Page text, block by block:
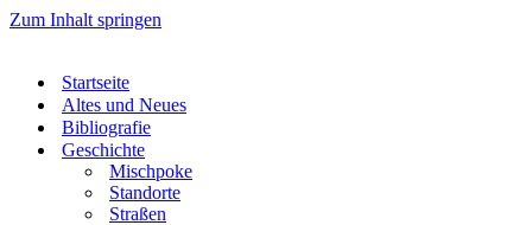
Zum Inhalt springen
Startseite
Altes und Neues
Bibliografie
Geschichte
Mischpoke
Standorte
Straßen